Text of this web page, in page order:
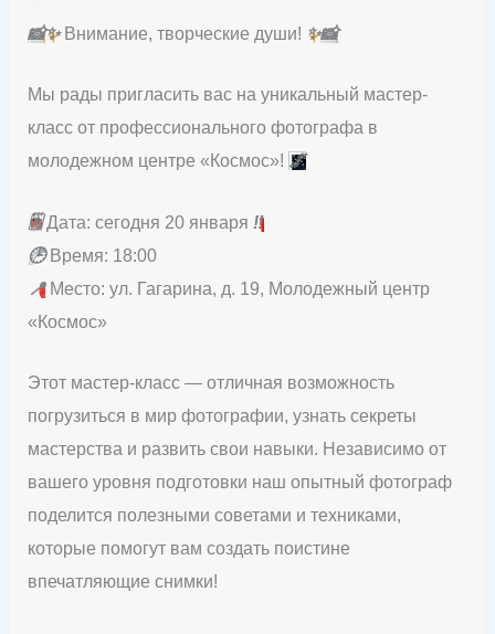
📸✨Внимание, творческие души! ✨📸
Мы рады пригласить вас на уникальный мастер-
класс от профессионального фотографа в
молодежном центре «Космос»! 🌌
🗓Дата: сегодня 20 января ‼️
🕒Время: 18:00
📍Место: ул. Гагарина, д. 19, Молодежный центр
«Космос»
Этот мастер-класс — отличная возможность
погрузиться в мир фотографии, узнать секреты
мастерства и развить свои навыки. Независимо от
вашего уровня подготовки наш опытный фотограф
поделится полезными советами и техниками,
которые помогут вам создать поистине
впечатляющие снимки!